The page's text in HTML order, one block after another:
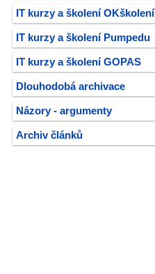
IT kurzy a školení OKškolení
IT kurzy a školení Pumpedu
IT kurzy a školení GOPAS
Dlouhodobá archivace
Názory - argumenty
Archiv článků